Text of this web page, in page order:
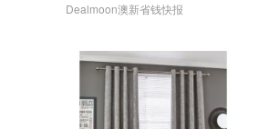
Dealmoon澳新省钱快报